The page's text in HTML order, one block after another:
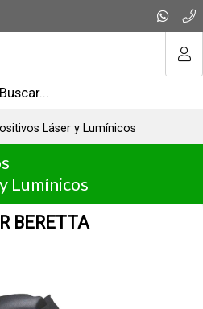
Láser y Lumínicos
Lumínicos
BERETTA